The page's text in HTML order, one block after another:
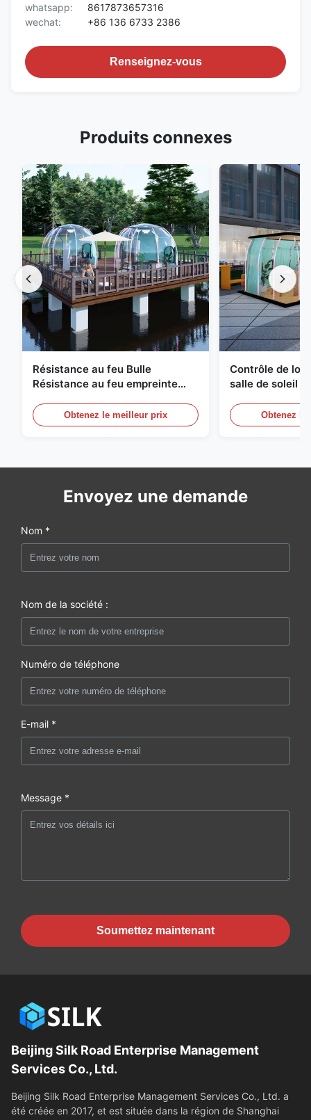
whatsapp:
8617873657316
wechat:
+86 136 6733 2386
Renseignez-vous
Produits connexes
Résistance au feu Bulle
Résistance au feu empreinte
Obtenez le meilleur prix
Contrôle de
salle de soleil
Obtenez
Envoyez une demande
Nom *
Nom de la société :
Numéro de téléphone
E-mail *
Message *
Soumettez maintenant
Beijing Silk Road Enterprise Management
Services Co., Ltd.
Beijing Silk Road Enterprise Management Services Co., Ltd. a
été créée en 2017, et est située dans la région de Shanghai